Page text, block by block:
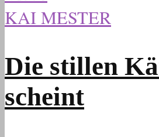
KAI MESTER
Die stillen
scheint